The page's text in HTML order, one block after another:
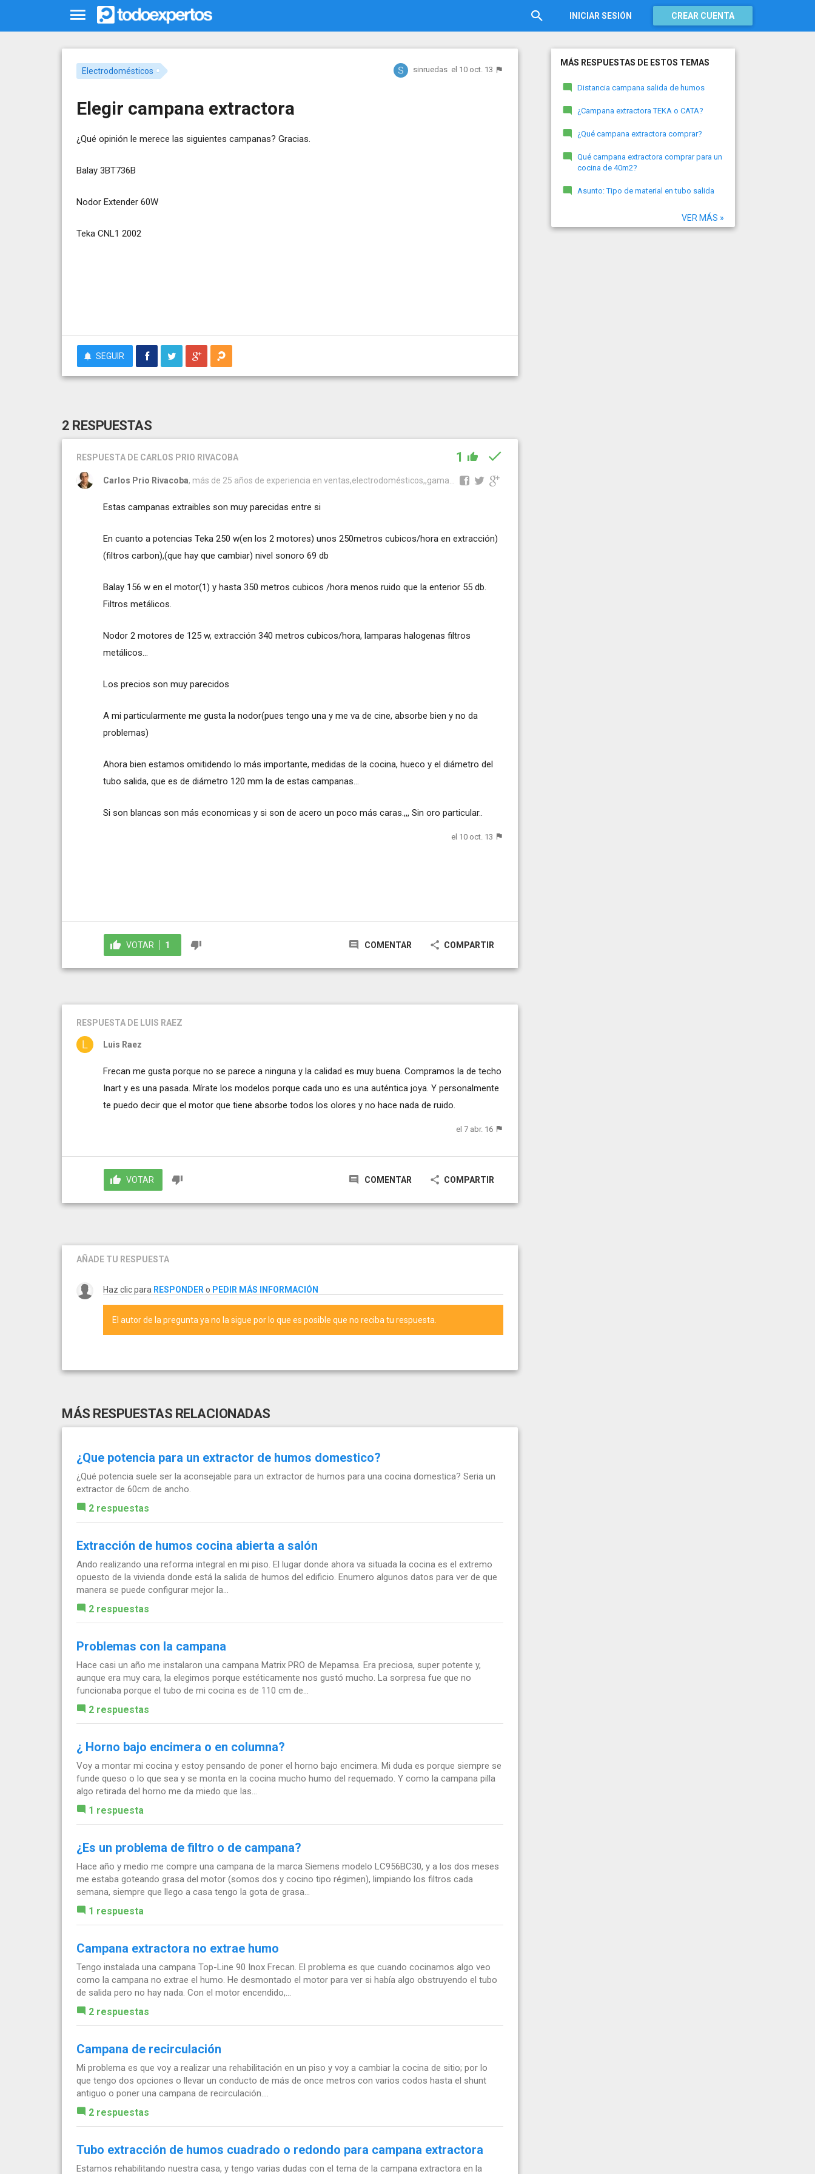
INICIAR SESIÓN CREAR CUENTA
Electrodomésticos sinruedas el 10 oct. 13
Elegir campana extractora
¿Qué opinión le merece las siguientes campanas? Gracias.
Balay 3BT736B
Nodor Extender 60W
Teka CNL1 2002
SEGUIR
2 RESPUESTAS
RESPUESTA DE CARLOS PRIO RIVACOBA 1
Carlos Prio Rivacoba, más de 25 años de experiencia en ventas,electrodomésticos,,gama...
Estas campanas extraibles son muy parecidas entre si
En cuanto a potencias Teka 250 w(en los 2 motores) unos 250metros cubicos/hora en extracción)
(filtros carbon),(que hay que cambiar) nivel sonoro 69 db
Balay 156 w en el motor(1) y hasta 350 metros cubicos /hora menos ruido que la enterior 55 db.
Filtros metálicos.
Nodor 2 motores de 125 w, extracción 340 metros cubicos/hora, lamparas halogenas filtros
metálicos...
Los precios son muy parecidos
A mi particularmente me gusta la nodor(pues tengo una y me va de cine, absorbe bien y no da
problemas)
Ahora bien estamos omitidendo lo más importante, medidas de la cocina, hueco y el diámetro del
tubo salida, que es de diámetro 120 mm la de estas campanas...
Si son blancas son más economicas y si son de acero un poco más caras.,,, Sin oro particular..
el 10 oct. 13
VOTAR 1 COMENTAR COMPARTIR
RESPUESTA DE LUIS RAEZ
Luis Raez
Frecan me gusta porque no se parece a ninguna y la calidad es muy buena. Compramos la de techo
Inart y es una pasada. Mírate los modelos porque cada uno es una auténtica joya. Y personalmente
te puedo decir que el motor que tiene absorbe todos los olores y no hace nada de ruido.
el 7 abr. 16
VOTAR COMENTAR COMPARTIR
AÑADE TU RESPUESTA
Haz clic para RESPONDERo PEDIR MÁS INFORMACIÓN
El autor de la pregunta ya no la sigue por lo que es posible que no reciba tu respuesta.
MÁS RESPUESTAS RELACIONADAS
¿Que potencia para un extractor de humos domestico?
¿Qué potencia suele ser la aconsejable para un extractor de humos para una cocina domestica? Seria un
extractor de 60cm de ancho.
2 respuestas
Extracción de humos cocina abierta a salón
Ando realizando una reforma integral en mi piso. El lugar donde ahora va situada la cocina es el extremo
opuesto de la vivienda donde está la salida de humos del edificio. Enumero algunos datos para ver de que
manera se puede configurar mejor la...
2 respuestas
Problemas con la campana
Hace casi un año me instalaron una campana Matrix PRO de Mepamsa. Era preciosa, super potente y,
aunque era muy cara, la elegimos porque estéticamente nos gustó mucho. La sorpresa fue que no
funcionaba porque el tubo de mi cocina es de 110 cm de...
2 respuestas
¿ Horno bajo encimera o en columna?
Voy a montar mi cocina y estoy pensando de poner el horno bajo encimera. Mi duda es porque siempre se
funde queso o lo que sea y se monta en la cocina mucho humo del requemado. Y como la campana pilla
algo retirada del horno me da miedo que las...
1 respuesta
¿Es un problema de filtro o de campana?
Hace año y medio me compre una campana de la marca Siemens modelo LC956BC30, y a los dos meses
me estaba goteando grasa del motor (somos dos y cocino tipo régimen), limpiando los filtros cada
semana, siempre que llego a casa tengo la gota de grasa...
1 respuesta
Campana extractora no extrae humo
Tengo instalada una campana Top-Line 90 Inox Frecan. El problema es que cuando cocinamos algo veo
como la campana no extrae el humo. He desmontado el motor para ver si había algo obstruyendo el tubo
de salida pero no hay nada. Con el motor encendido,...
2 respuestas
Campana de recirculación
Mi problema es que voy a realizar una rehabilitación en un piso y voy a cambiar la cocina de sitio; por lo
que tengo dos opciones o llevar un conducto de más de once metros con varios codos hasta el shunt
antiguo o poner una campana de recirculación....
2 respuestas
Tubo extracción de humos cuadrado o redondo para campana extractora
Estamos rehabilitando nuestra casa, y tengo varias dudas con el tema de la campana extractora en la
MÁS RESPUESTAS DE ESTOS TEMAS
Distancia campana salida de humos
¿Campana extractora TEKA o CATA?
¿Qué campana extractora comprar?
Qué campana extractora comprar para un
cocina de 40m2?
Asunto: Tipo de material en tubo salida
VER MÁS »